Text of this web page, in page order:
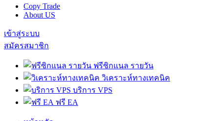
Copy Trade
About US
เข้าสู่ระบบ
สมัครสมาชิก
ฟรีซิกแนล รายวัน
วิเคราะห์ทางเทคนิค
บริการ VPS
ฟรี EA